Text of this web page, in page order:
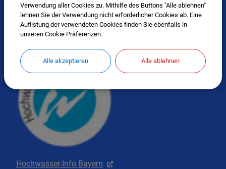
Mitglied im Regionalwerk Chiemgau-Rupertiwinkel
Hochwasser-Info Bayern
Verwendung aller Cookies zu. Mithilfe des Buttons "Alle ablehnen"
lehnen Sie der Verwendung nicht erforderlicher Cookies ab. Eine
Auflistung der verwendeten Cookies finden Sie ebenfalls in
unseren Cookie Präferenzen.
Alle akzeptieren Alle ablehnen